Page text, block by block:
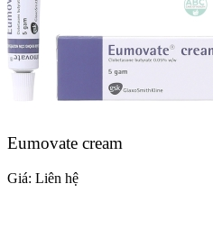
Eumovate cream
Giá: Liên hệ